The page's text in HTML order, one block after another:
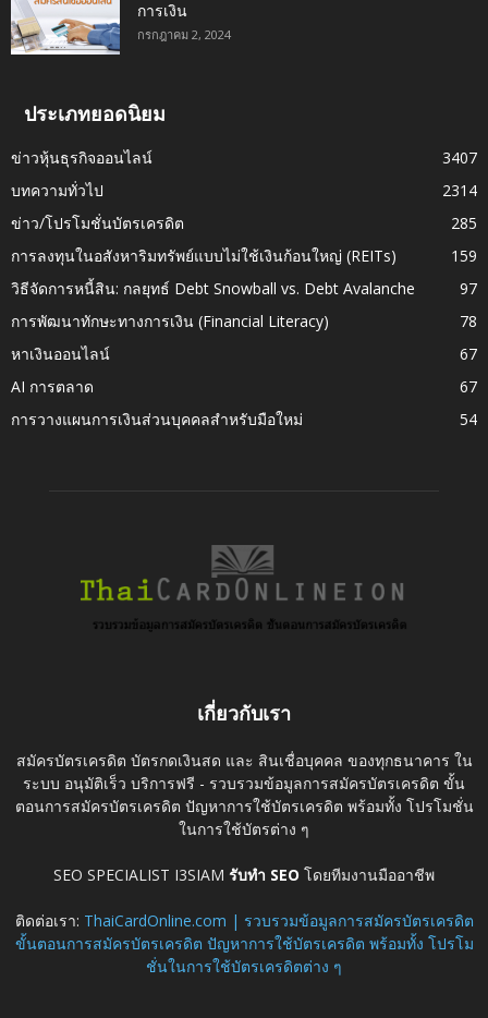
การเงิน
กรกฎาคม 2, 2024
ประเภทยอดนิยม
ข่าวหุ้นธุรกิจออนไลน์
3407
บทความทั่วไป
2314
ข่าว/โปรโมชั่นบัตรเครดิต
285
การลงทุนในอสังหาริมทรัพย์แบบไม่ใช้เงินก้อนใหญ่ (REITs)
159
วิธีจัดการหนี้สิน: กลยุทธ์ Debt Snowball vs. Debt Avalanche
97
การพัฒนาทักษะทางการเงิน (Financial Literacy)
78
หาเงินออนไลน์
67
AI การตลาด
67
การวางแผนการเงินส่วนบุคคลสำหรับมือใหม่
54
เกี่ยวกับเรา
สมัครบัตรเครดิต บัตรกดเงินสด และ สินเชื่อบุคคล ของทุกธนาคาร ใน
ระบบ อนุมัติเร็ว บริการฟรี - รวบรวมข้อมูลการสมัครบัตรเครดิต ขั้น
ตอนการสมัครบัตรเครดิต ปัญหาการใช้บัตรเครดิต พร้อมทั้ง โปรโมชั่น
ในการใช้บัตรต่าง ๆ
SEO SPECIALIST I3SIAM รับทำ SEO โดยทีมงานมืออาชีพ
ติดต่อเรา: ThaiCardOnline.com | รวบรวมข้อมูลการสมัครบัตรเครดิต
ขั้นตอนการสมัครบัตรเครดิต ปัญหาการใช้บัตรเครดิต พร้อมทั้ง โปรโม
ชั่นในการใช้บัตรเครดิตต่าง ๆ